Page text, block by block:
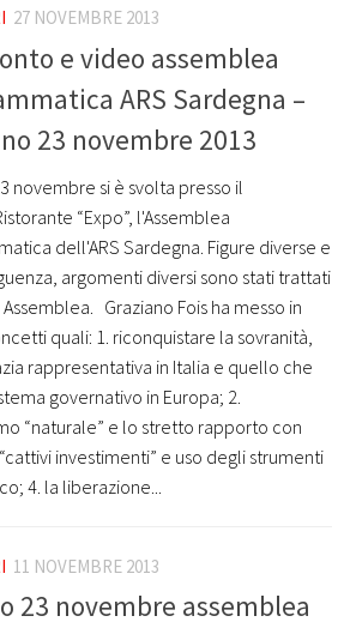
27 NOVEMBRE 2013
e video assemblea
ARS Sardegna –
23 novembre 2013
novembre si è svolta presso il
“Expo”, l'Assemblea
dell'ARS Sardegna. Figure diverse e
argomenti diversi sono stati trattati
Graziano Fois ha messo in
quali: 1. riconquistare la sovranità,
rappresentativa in Italia e quello che
governativo in Europa; 2.
“naturale” e lo stretto rapporto con
investimenti” e uso degli strumenti
4. la liberazione...
11 NOVEMBRE 2013
23 novembre assemblea